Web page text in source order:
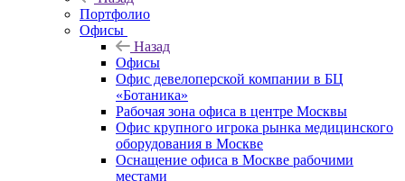
Портфолио
Офисы
Назад
Офисы
Офис девелоперской компании в БЦ
«Ботаника»
Рабочая зона офиса в центре Москвы
Офис крупного игрока рынка медицинского
оборудования в Москве
Оснащение офиса в Москве рабочими
местами